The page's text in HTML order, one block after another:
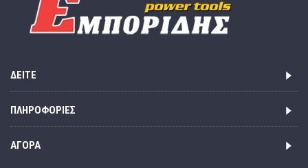
ΔΕΊΤΕ
ΠΛΗΡΟΦΟΡΊΕΣ
ΑΓΟΡΆ